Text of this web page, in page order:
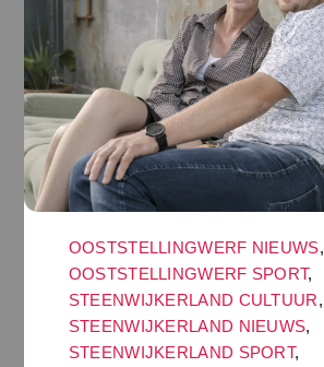
OOSTSTELLINGWERF NIEUWS,
OOSTSTELLINGWERF SPORT,
STEENWIJKERLAND CULTUUR,
STEENWIJKERLAND NIEUWS,
STEENWIJKERLAND SPORT,